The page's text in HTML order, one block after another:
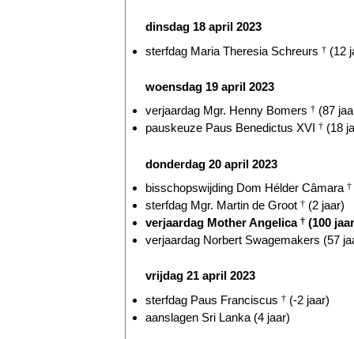
dinsdag 18 april 2023
sterfdag Maria Theresia Schreurs † (12
woensdag 19 april 2023
verjaardag Mgr. Henny Bomers † (87
pauskeuze Paus Benedictus XVI † (18
donderdag 20 april 2023
bisschopswijding Dom Hélder Câmara †
sterfdag Mgr. Martin de Groot † (2 jaar)
verjaardag Mother Angelica † (100
verjaardag Norbert Swagemakers (57
vrijdag 21 april 2023
sterfdag Paus Franciscus † (-2 jaar)
aanslagen Sri Lanka (4 jaar)